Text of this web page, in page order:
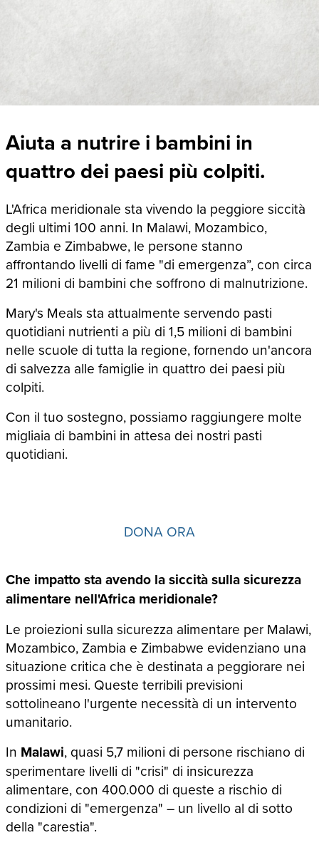
Aiuta a nutrire i bambini in
quattro dei paesi più colpiti.
L'Africa meridionale sta vivendo la peggiore siccità
degli ultimi 100 anni. In Malawi, Mozambico,
Zambia e Zimbabwe, le persone stanno
affrontando livelli di fame "di emergenza”, con circa
21 milioni di bambini che soffrono di malnutrizione.
Mary's Meals sta attualmente servendo pasti
quotidiani nutrienti a più di 1,5 milioni di bambini
nelle scuole di tutta la regione, fornendo un'ancora
di salvezza alle famiglie in quattro dei paesi più
colpiti.
Con il tuo sostegno, possiamo raggiungere molte
migliaia di bambini in attesa dei nostri pasti
quotidiani.
DONA ORA
Che impatto sta avendo la siccità sulla sicurezza
alimentare nell'Africa meridionale?
Le proiezioni sulla sicurezza alimentare per Malawi,
Mozambico, Zambia e Zimbabwe evidenziano una
situazione critica che è destinata a peggiorare nei
prossimi mesi. Queste terribili previsioni
sottolineano l'urgente necessità di un intervento
umanitario.
In Malawi, quasi 5,7 milioni di persone rischiano di
sperimentare livelli di "crisi" di insicurezza
alimentare, con 400.000 di queste a rischio di
condizioni di "emergenza" – un livello al di sotto
della "carestia".